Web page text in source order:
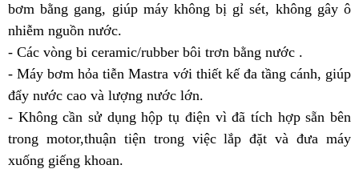
bơm bằng gang, giúp máy không bị gỉ sét, không gây ô
nhiễm nguồn nước.
- Các vòng bi ceramic/rubber bôi trơn bằng nước .
- Máy bơm hỏa tiễn Mastra với thiết kế đa tầng cánh, giúp
đẩy nước cao và lượng nước lớn.
- Không cần sử dụng hộp tụ điện vì đã tích hợp sẵn bên
trong motor,thuận tiện trong việc lắp đặt và đưa máy
xuống giếng khoan.